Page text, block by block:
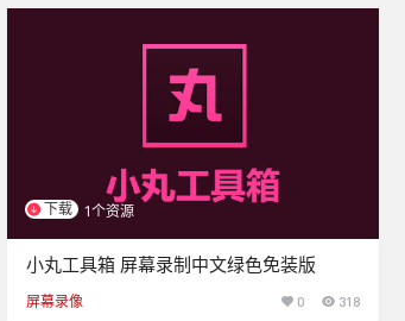
下载 1个资源
小丸工具箱 屏幕录制中文绿色免装版
屏幕录像 0 318